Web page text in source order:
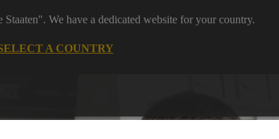
We have a dedicated website for your country.
A COUNTRY